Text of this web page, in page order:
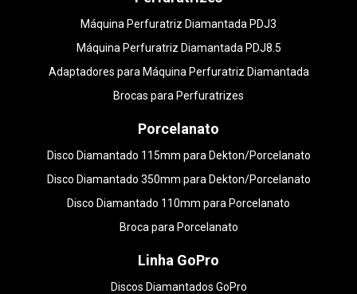
Máquina Perfuratriz Diamantada PDJ3
Máquina Perfuratriz Diamantada PDJ8.5
Adaptadores para Máquina Perfuratriz Diamantada
Brocas para Perfuratrizes
Porcelanato
Disco Diamantado 115mm para Dekton/Porcelanato
Disco Diamantado 350mm para Dekton/Porcelanato
Disco Diamantado 110mm para Porcelanato
Broca para Porcelanato
Linha GoPro
Discos Diamantados GoPro